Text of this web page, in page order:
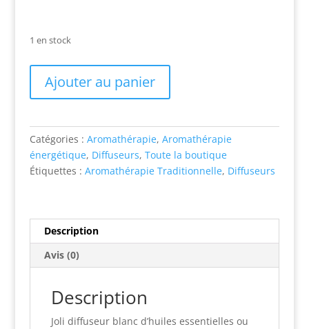
1 en stock
Bouddha
Ajouter au panier
Catégories : Aromathérapie, Aromathérapie
énergétique, Diffuseurs, Toute la boutique
Étiquettes : Aromathérapie Traditionnelle, Diffuseurs
Description
Avis (0)
Description
Joli diffuseur blanc d’huiles essentielles ou